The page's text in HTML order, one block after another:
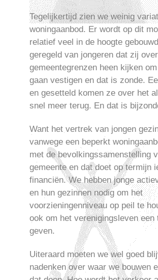
Tegelijkertijd zien we weinig
woningaanbod. Er wordt op dit
relatief veel in de hoogte
geregeld van jongeren dat zij
gemeentegrenzen heen kijken
gaan vestigen en dat is zonde.
en gesetteld komen ze over het
snel meer terug. En dat is
Want het vertrek van jongen
vanwege een beperkt
met de bevolkingssamenstelling
gemeente en dat doet op termijn
financiën. We hebben jonge
en hun gezinnen nodig om het
voorzieningenniveau op peil te
ook om het verenigingsleven een
geven.
Uiteraard moeten we wel goed
nadenken over waar we bouwen